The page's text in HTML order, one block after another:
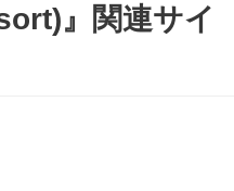
』関連サイ